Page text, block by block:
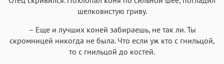
шелковистую гриву.
– Еще и лучших коней забираешь, не так ли. Ты
скромницей никогда не была. Что если уж кто с гнильцой,
то с гнильцой до костей.